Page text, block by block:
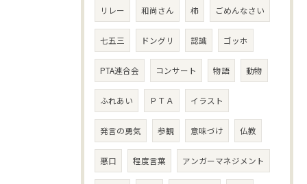
リレー 和尚さん 柿 ごめんなさい
七五三 ドングリ 認識 ゴッホ
PTA連合会 コンサート 物語 動物
ふれあい ＰＴＡ イラスト
発言の勇気 参観 意味づけ 仏教
悪口 程度言葉 アンガーマネジメント